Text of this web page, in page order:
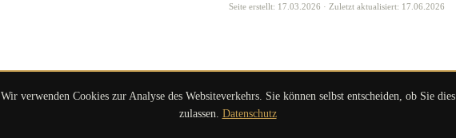
Seite erstellt: 17.03.2026 · Zuletzt aktualisiert: 17.06.2026
ANGEBOT ANFORDERN
Wir verwenden Cookies zur Analyse des Websiteverkehrs. Sie können selbst entscheiden, ob Sie dies
zulassen. Datenschutz